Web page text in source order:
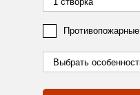
Противопожарные